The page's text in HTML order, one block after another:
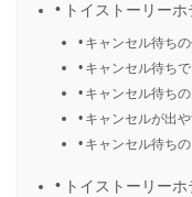
トイストーリー
キャンセル待ち
キャンセル待ち
キャンセル待ち
キャンセルが出
キャンセル待ち
トイストーリー